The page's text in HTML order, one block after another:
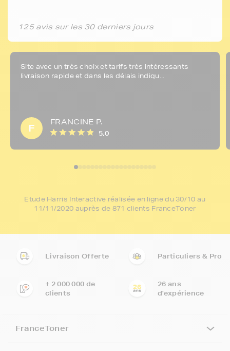
125 avis sur les 30 derniers jours
Site avec un très choix et tarifs très intéressants
livraison rapide et dans les délais indiqu...
F
FRANCINE P.
5,0
Etude Harris Interactive réalisée en ligne du 30/10 au
11/11/2020 auprès de 871 clients FranceToner
Livraison Offerte Particuliers & Pro
+ 2 000 000 de
clients
26 ans
d'expérience
FranceToner